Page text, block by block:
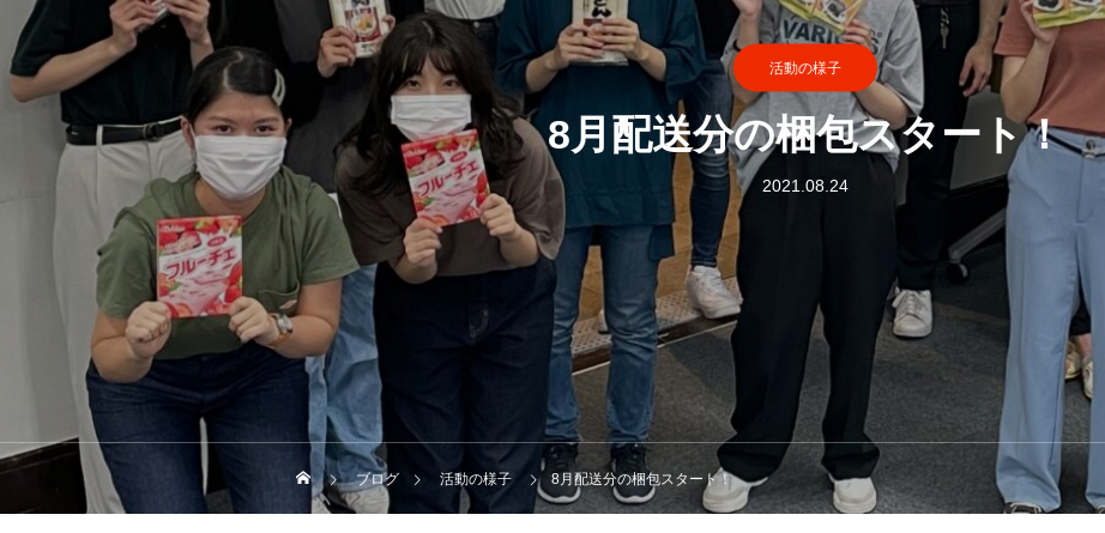
活動の様子
8月配送分の梱包スタート！
2021.08.24
ブログ 活動の様子 8月配送分の梱包スタート！